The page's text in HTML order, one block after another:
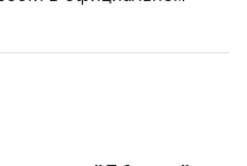
Госдумы